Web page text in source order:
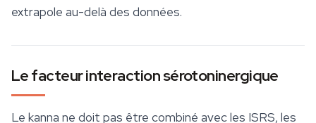
extrapole au-delà des données.
Le facteur interaction sérotoninergique
Le kanna ne doit pas être combiné avec les ISRS, les